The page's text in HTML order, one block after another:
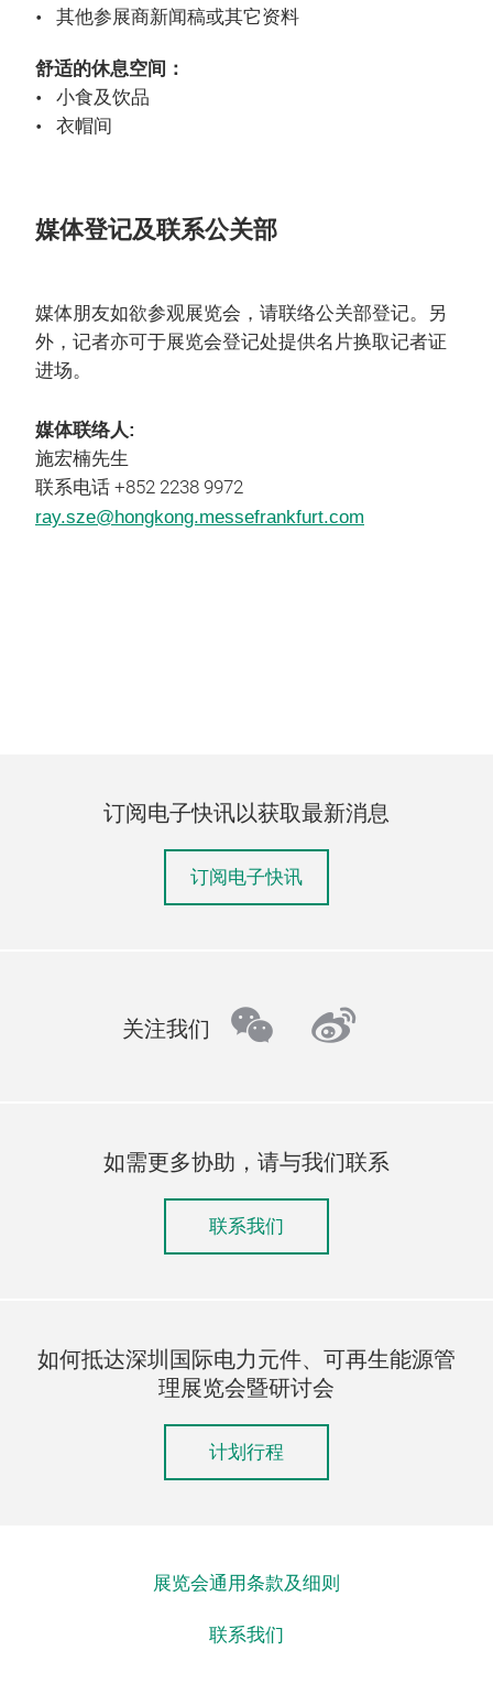
其他参展商新闻稿或其它资料
舒适的休息空间：
小食及饮品
衣帽间
媒体登记及联系公关部
媒体朋友如欲参观展览会，请联络公关部登记。另
外，记者亦可于展览会登记处提供名片换取记者证
进场。
媒体联络人:
施宏楠先生
联系电话 +852 2238 9972
ray.sze@hongkong.messefrankfurt.com
订阅电子快讯以获取最新消息
订阅电子快讯
关注我们 wechatweibo
如需更多协助，请与我们联系
联系我们
如何抵达深圳国际电力元件、可再生能源管
理展览会暨研讨会
计划行程
展览会通用条款及细则
联系我们